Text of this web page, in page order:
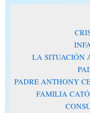
LA SITUACIÓN
PADRE ANTHONY
FAMILIA